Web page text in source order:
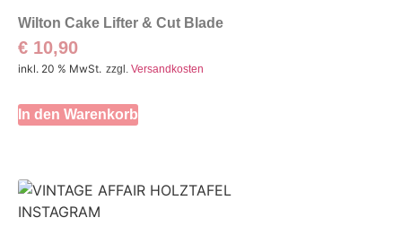
Wilton Cake Lifter & Cut Blade
€ 10,90
inkl. 20 % MwSt. zzgl. Versandkosten
In den Warenkorb